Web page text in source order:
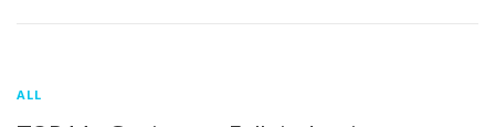
ALL